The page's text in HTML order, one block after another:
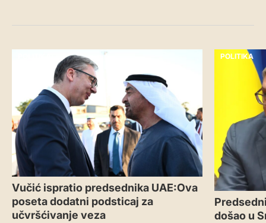
Vučić ispratio predsednika UAE:Ova
poseta dodatni podsticaj za
učvršćivanje veza
POLITIKA
došao u